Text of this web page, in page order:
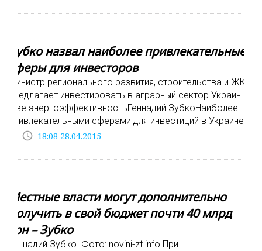
Зубко назвал наиболее привлекательные
сферы для инвесторов
Министр регионального развития, строительства и ЖКХ
предлагает инвестировать в аграрный сектор Украины
и ее энергоэффективностьГеннадий ЗубкоНаиболее
привлекательными сферами для инвестиций в Украине
access_time 18:08 28.04.2015
Местные власти могут дополнительно
получить в свой бюджет почти 40 млрд
грн – Зубко
Геннадий Зубко. Фото: novini-zt.info При